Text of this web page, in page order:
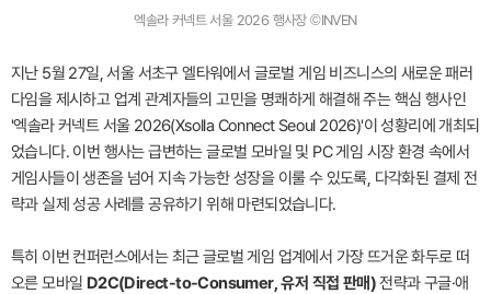
엑솔라 커넥트 서울 2026 행사장 ©INVEN
지난 5월 27일, 서울 서초구 엘타워에서 글로벌 게임 비즈니스의 새로운 패러
다임을 제시하고 업계 관계자들의 고민을 명쾌하게 해결해 주는 핵심 행사인
'엑솔라 커넥트 서울 2026(Xsolla Connect Seoul 2026)'이 성황리에 개최되
었습니다. 이번 행사는 급변하는 글로벌 모바일 및 PC 게임 시장 환경 속에서
게임사들이 생존을 넘어 지속 가능한 성장을 이룰 수 있도록, 다각화된 결제 전
략과 실제 성공 사례를 공유하기 위해 마련되었습니다.
특히 이번 컨퍼런스에서는 최근 글로벌 게임 업계에서 가장 뜨거운 화두로 떠
오른 모바일 D2C(Direct-to-Consumer, 유저 직접 판매)전략과 구글·애